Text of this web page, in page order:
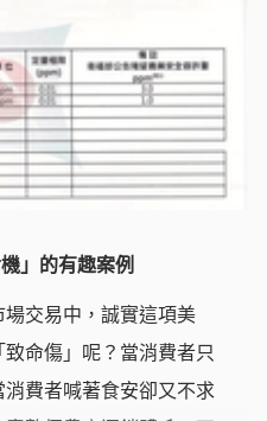
」的有趣案例
交易中，誠實這項美
命傷」呢？當消費者只
費者喊著食安卻又不求